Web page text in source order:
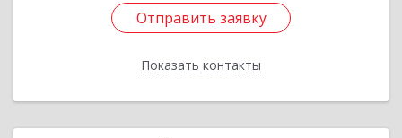
Отправить заявку
Показать контакты
Отправить заявку
Назад